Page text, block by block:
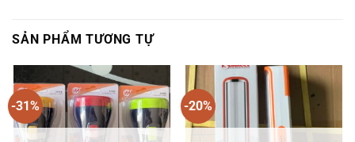
SẢN PHẨM TƯƠNG TỰ
-31% -20%